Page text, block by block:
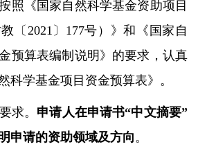
照《国家自然科学基金资助项目
〔 2021 〕 177号）》和《国家自
预算表编制说明》的要求，认真
科学基金项目资金预算表》。
求。 申请人在申请书“中文摘要”
申请的资助领域及方向。